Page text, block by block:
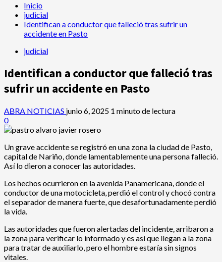
Inicio
judicial
Identifican a conductor que falleció tras sufrir un
accidente en Pasto
judicial
Identifican a conductor que falleció tras
sufrir un accidente en Pasto
ABRA NOTICIAS junio 6, 2025 1 minuto de lectura
0
Un grave accidente se registró en una zona la ciudad de Pasto,
capital de Nariño, donde lamentablemente una persona falleció.
Así lo dieron a conocer las autoridades.
Los hechos ocurrieron en la avenida Panamericana, donde el
conductor de una motocicleta, perdió el control y chocó contra
el separador de manera fuerte, que desafortunadamente perdió
la vida.
Las autoridades que fueron alertadas del incidente, arribaron a
la zona para verificar lo informado y es así que llegan a la zona
para tratar de auxiliarlo, pero el hombre estaría sin signos
vitales.